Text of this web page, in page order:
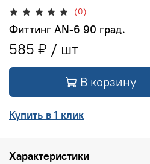
(0)
Фиттинг AN-6 90 град.
585 ₽
В корзину
Купить в 1 клик
Характеристики